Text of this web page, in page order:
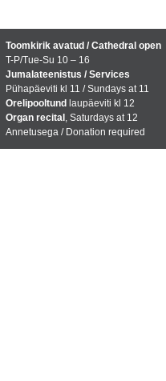
Toomkirik avatud / Cathedral open
T-P/Tue-Su 10 – 16
Jumalateenistus / Services
Pühapäeviti kl 11 / Sundays at 11
Orelipooltund laupäeviti kl 12
Organ recital , Saturdays at 12
Annetusega / Donation required